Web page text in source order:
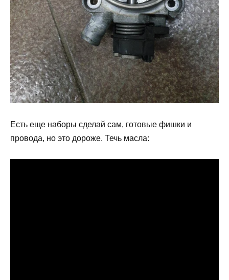
Есть еще наборы сделай сам, готовые фишки и
провода, но это дороже. Течь масла: